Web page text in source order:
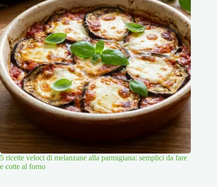
5 ricette veloci di melanzane alla parmigiana: semplici da fare
e cotte al forno